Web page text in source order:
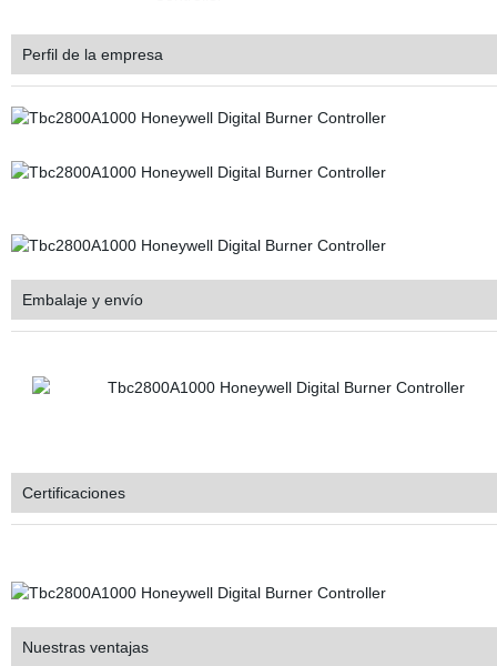
Perfil de la empresa
Embalaje y envío
Certificaciones
Nuestras ventajas